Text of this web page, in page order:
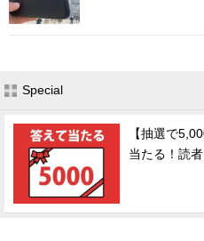
Special
【抽選で
当たる！読